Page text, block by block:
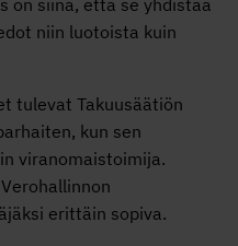
on siinä, että se yhdistää
niin luotoista kuin
tulevat Takuusäätiön
kun sen
viranomaistoimija.
erittäin sopiva.